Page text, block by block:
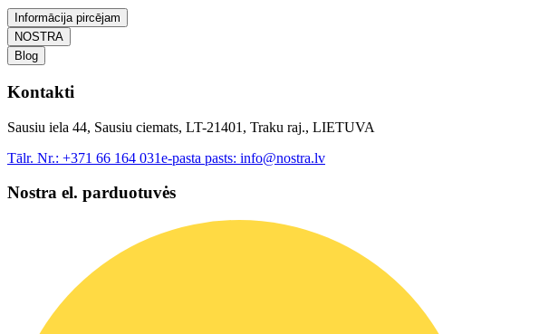
Informācija pircējam
NOSTRA
Blog
Kontakti
Sausiu iela 44, Sausiu ciemats, LT-21401, Traku raj., LIETUVA
Tālr. Nr.: +371 66 164 031e-pasta pasts: info@nostra.lv
Nostra el. parduotuvės